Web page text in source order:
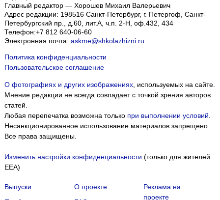
Главный редактор — Хорошев Михаил Валерьевич
Адрес редакции: 198516 Санкт-Петербург, г. Петергоф, Санкт-
Петербургский пр., д.60, лит.А, ч.п. 2-Н, оф.432, 434
Телефон:+7 812 640-06-60
Электронная почта: askme@shkolazhizni.ru
Политика конфиденциальности
Пользовательское соглашение
О фотографиях и других изображениях, используемых на сайте.
Мнение редакции не всегда совпадает с точкой зрения авторов
статей.
Любая перепечатка возможна только при выполнении условий.
Несанкционированное использование материалов запрещено.
Все права защищены.
Изменить настройки конфиденциальности (только для жителей
EEA)
Выпуски
О проекте
Реклама на
проекте